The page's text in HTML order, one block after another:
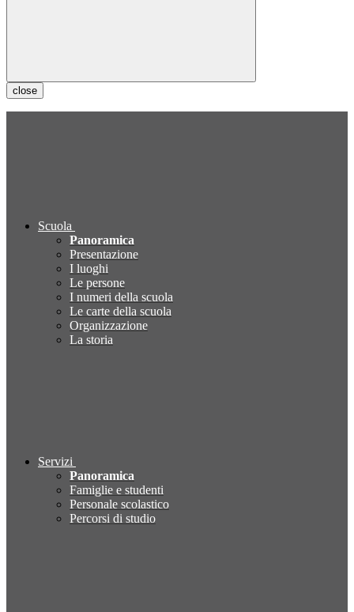
close
Scuola
Panoramica
Presentazione
I luoghi
Le persone
I numeri della scuola
Le carte della scuola
Organizzazione
La storia
Servizi
Panoramica
Famiglie e studenti
Personale scolastico
Percorsi di studio